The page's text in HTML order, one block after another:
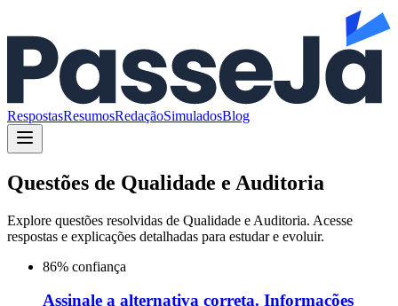
RespostasResumosRedaçãoSimuladosBlog
Questões de Qualidade e Auditoria
Explore questões resolvidas de Qualidade e Auditoria. Acesse
respostas e explicações detalhadas para estudar e evoluir.
86% confiança
Assinale a alternativa correta. Informações